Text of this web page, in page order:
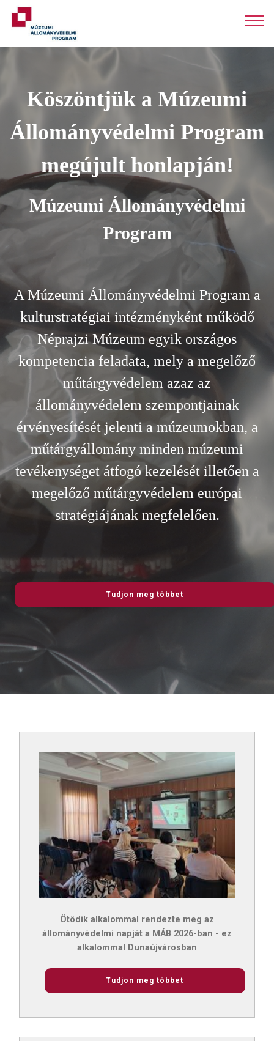
Köszöntjük a Múzeumi
Állományvédelmi Program
megújult honlapján!
Múzeumi Állományvédelmi
Program
A Múzeumi Állományvédelmi Program a
kulturstratégiai intézményként működő
Néprajzi Múzeum egyik országos
kompetencia feladata, mely a megelőző
műtárgyvédelem azaz az
állományvédelem szempontjainak
érvényesítését jelenti a múzeumokban, a
műtárgyállomány minden múzeumi
tevékenységet átfogó kezelését illetően a
megelőző műtárgyvédelem európai
stratégiájának megfelelően.
Tudjon meg többet
Ötödik alkalommal rendezte meg az
állományvédelmi napját a MÁB 2026-ban - ez
alkalommal Dunaújvárosban
Tudjon meg többet